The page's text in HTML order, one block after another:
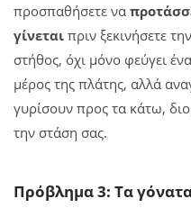
προσπαθήσετε να
γίνεται πριν ξεκινήσετε
στήθος, όχι μόνο φεύγει
μέρος της πλάτης, αλλά
γυρίσουν προς τα κάτω,
την στάση σας.
Πρόβλημα 3: Τα